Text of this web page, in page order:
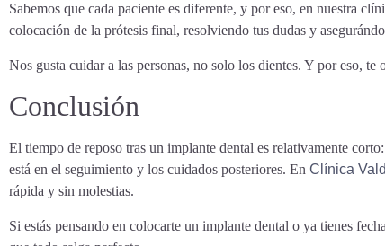
Sabemos que cada paciente es diferente, y por eso, en nuestra
colocación de la prótesis final, resolviendo tus dudas y
Nos gusta cuidar a las personas, no solo los dientes. Y por eso,
Conclusión
El tiempo de reposo tras un implante dental es relativamente
está en el seguimiento y los cuidados posteriores. En Clínica
rápida y sin molestias.
Si estás pensando en colocarte un implante dental o ya tienes